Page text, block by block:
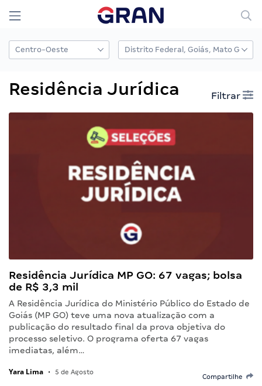
Residência Jurídica Filtrar
Residência Jurídica MP GO: 67 vagas; bolsa
de R$ 3,3 mil
A Residência Jurídica do Ministério Público do Estado de
Goiás (MP GO) teve uma nova atualização com a
publicação do resultado final da prova objetiva do
processo seletivo. O programa oferta 67 vagas
imediatas, além…
Yara Lima • 5 de Agosto
Compartilhe